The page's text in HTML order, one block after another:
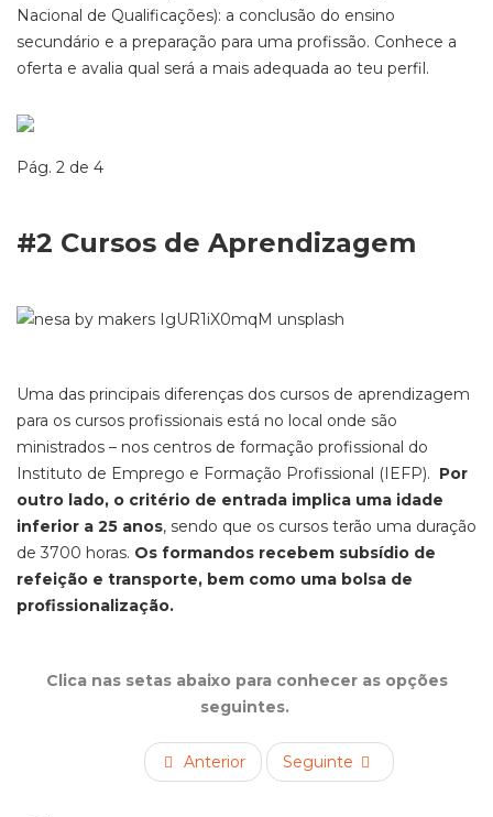
Nacional de Qualificações): a conclusão do ensino
secundário e a preparação para uma profissão. Conhece a
oferta e avalia qual será a mais adequada ao teu perfil.
Pág. 2 de 4
#2 Cursos de Aprendizagem
Uma das principais diferenças dos cursos de aprendizagem
para os cursos profissionais está no local onde são
ministrados – nos centros de formação profissional do
Instituto de Emprego e Formação Profissional (IEFP). Por
outro lado, o critério de entrada implica uma idade
inferior a 25 anos, sendo que os cursos terão uma duração
de 3700 horas. Os formandos recebem subsídio de
refeição e transporte, bem como uma bolsa de
profissionalização.
Clica nas setas abaixo para conhecer as opções
seguintes.
Anterior Seguinte